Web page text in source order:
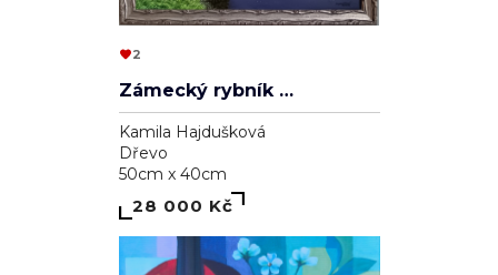
2
Zámecký rybník v Lednici
Kamila Hajdušková
Dřevo
50cm x 40cm
28 000 Kč